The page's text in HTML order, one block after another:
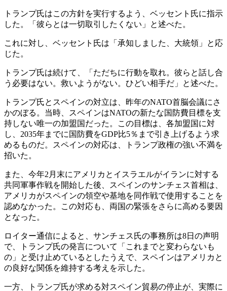
トランプ氏はこの方針を実行するよう、ベッセント氏に指示
した。「彼らとは一切取引したくない」と述べた。
これに対し、ベッセント氏は「承知しました、大統領」と応
じた。
トランプ氏は続けて、「ただちに行動を取れ。彼らと話し合
う必要はない。救いようがない。ひどい相手だ」と述べた。
トランプ氏とスペインの対立は、昨年のNATO首脳会議にさ
かのぼる。当時、スペインはNATOの新たな国防費目標を支
持しない唯一の加盟国だった。この目標は、各加盟国に対
し、2035年までに国防費をGDP比5％まで引き上げるよう求
めるものだ。スペインの対応は、トランプ政権の強い不満を
招いた。
また、今年2月末にアメリカとイスラエルがイランに対する
共同軍事作戦を開始した後、スペインのサンチェス首相は、
アメリカがスペインの領空や基地を同作戦で使用することを
認めなかった。この対応も、両国の緊張をさらに高める要因
となった。
ロイター通信によると、サンチェス氏の事務所は8日の声明
で、トランプ氏の発言について「これまでと変わらないも
の」と受け止めているとしたうえで、スペインはアメリカと
の良好な関係を維持する考えを示した。
一方、トランプ氏が求める対スペイン貿易の停止が、実際に